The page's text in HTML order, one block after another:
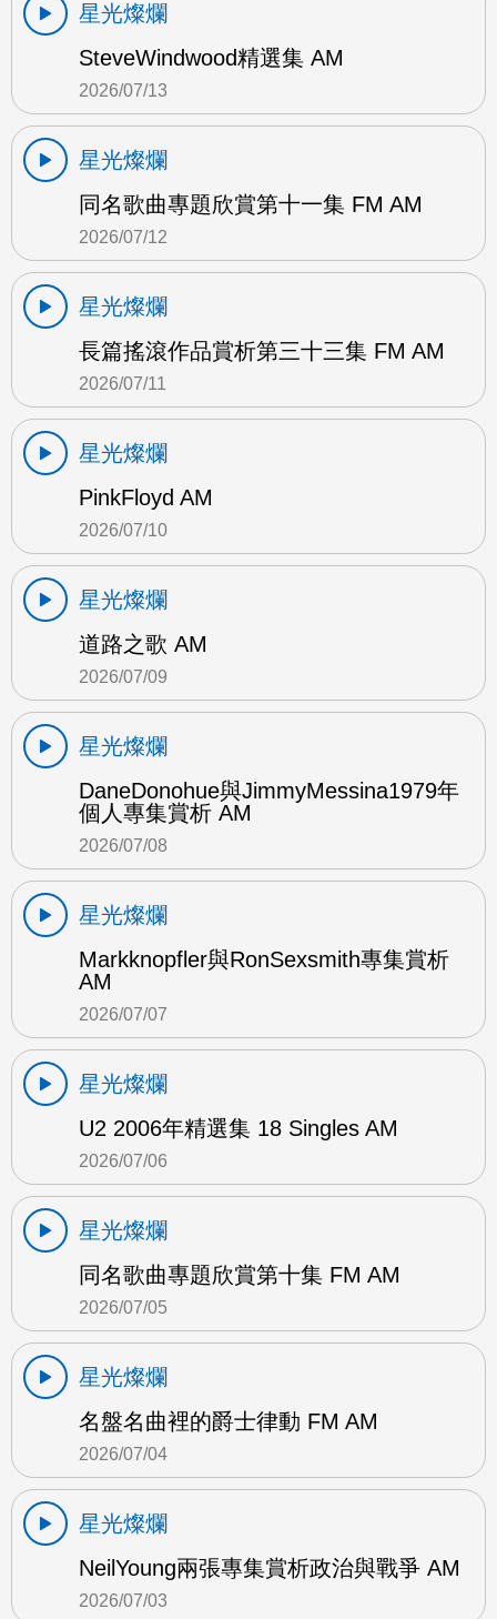
星光燦爛
SteveWindwood精選集 AM
2026/07/13
星光燦爛
同名歌曲專題欣賞第十一集 FM AM
2026/07/12
星光燦爛
長篇搖滾作品賞析第三十三集 FM AM
2026/07/11
星光燦爛
PinkFloyd AM
2026/07/10
星光燦爛
道路之歌 AM
2026/07/09
星光燦爛
DaneDonohue與JimmyMessina1979年
個人專集賞析 AM
2026/07/08
星光燦爛
Markknopfler與RonSexsmith專集賞析
AM
2026/07/07
星光燦爛
U2 2006年精選集 18 Singles AM
2026/07/06
星光燦爛
同名歌曲專題欣賞第十集 FM AM
2026/07/05
星光燦爛
名盤名曲裡的爵士律動 FM AM
2026/07/04
星光燦爛
NeilYoung兩張專集賞析政治與戰爭 AM
2026/07/03